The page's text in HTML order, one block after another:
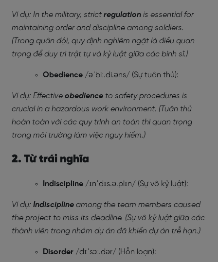
Ví dụ: In the military, strict regulation is essential for
maintaining order and discipline among soldiers.
(Trong quân đội, quy định nghiêm ngặt là điều quan
trọng để duy trì trật tự và kỷ luật giữa các binh sĩ.)
Obedience /əˈbiː.di.əns/ (Sự tuân thủ):
Ví dụ: Effective obedience to safety procedures is
crucial in a hazardous work environment. (Tuân thủ
hoàn toàn với các quy trình an toàn thì quan trọng
trong môi trường làm việc nguy hiểm.)
2. Từ trái nghĩa
Indiscipline /ɪnˈdɪs.ə.plɪn/ (Sự vô kỷ luật):
Ví dụ: Indiscipline among the team members caused
the project to miss its deadline. (Sự vô kỷ luật giữa các
thành viên trong nhóm dự án đã khiến dự án trễ hạn.)
Disorder /dɪˈsɔː.dər/ (Hỗn loạn):